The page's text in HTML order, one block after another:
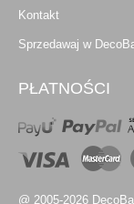
Kontakt
Sprzedawaj w
PŁATNOŚCI
@ 2005-2026